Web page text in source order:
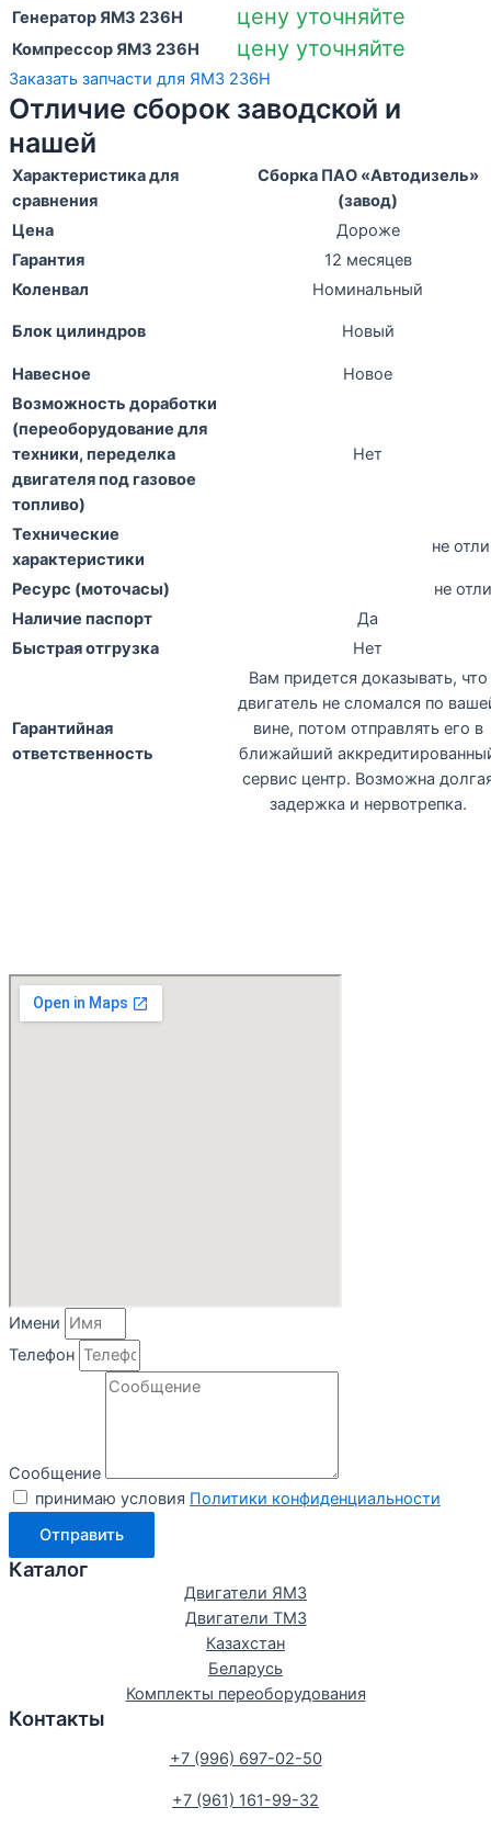
Генератор ЯМЗ 236Н цену уточняйте
Компрессор ЯМЗ 236Н цену уточняйте
Заказать запчасти для ЯМЗ 236Н
Отличие сборок заводской и
нашей
Характеристика для
сравнения
Сборка ПАО «Автодизель»
(завод)
Цена
Дороже
Гарантия
12 месяцев
Коленвал
Номинальный
Блок цилиндров Новый
Навесное
Новое
Возможность доработки
(переоборудование для
техники, переделка
двигателя под газовое
топливо)
Нет
Технические
характеристики
не
Ресурс (моточасы)
не
Наличие паспорт
Да
Быстрая отгрузка
Нет
Гарантийная
ответственность
Вам придется доказывать, что
двигатель не сломался по
вине, потом отправлять его в
ближайший
сервис центр. Возможна
задержка и нервотрепка.
Имени
Телефон
Сообщение
принимаю условия Политики конфиденциальности
Отправить
Каталог
Двигатели ЯМЗ
Двигатели ТМЗ
Казахстан
Беларусь
Комплекты переоборудования
Контакты
+7 (996) 697-02-50
+7 (961) 161-99-32